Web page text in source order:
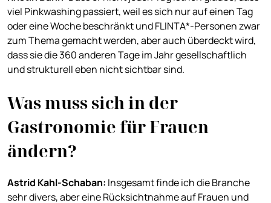
viel Pinkwashing passiert, weil es sich nur auf einen Tag
oder eine Woche beschränkt und FLINTA*-Personen zwar
zum Thema gemacht werden, aber auch überdeckt wird,
dass sie die 360 anderen Tage im Jahr gesellschaftlich
und strukturell eben nicht sichtbar sind.
Was muss sich in der
Gastronomie für Frauen
ändern?
Astrid Kahl-Schaban: Insgesamt finde ich die Branche
sehr divers, aber eine Rücksichtnahme auf Frauen und